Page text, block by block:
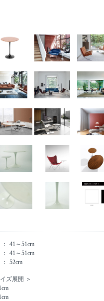
41～51cm
41～51cm
52cm
ズ展開 ＞